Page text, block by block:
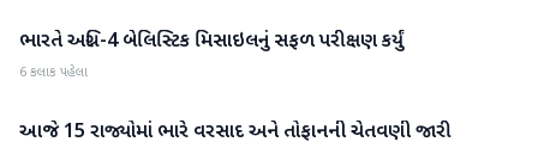
રાષ્ટ્રીય
ભારતે અગ્નિ-4 બેલિસ્ટિક મિસાઇલનું સફળ પરીક્ષણ કર્યું
6 કલાક પહેલા
રાષ્ટ્રીય
આજે 15 રાજ્યોમાં ભારે વરસાદ અને તોફાનની ચેતવણી જારી